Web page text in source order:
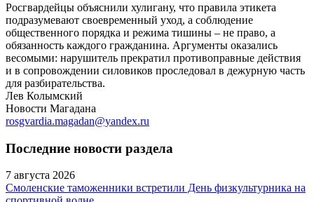
Росгвардейцы объяснили хулигану, что правила этикета
подразумевают своевременный уход, а соблюдение
общественного порядка и режима тишины – не право, а
обязанность каждого гражданина. Аргументы оказались
весомыми: нарушитель прекратил противоправные действия
и в сопровождении силовиков проследовал в дежурную часть
для разбирательства.
Лев Колымский
Новости Магадана
rosgvardia.magadan@yandex.ru
Последние новости раздела
7 августа 2026
Смоленские таможенники встретили День физкультурника на